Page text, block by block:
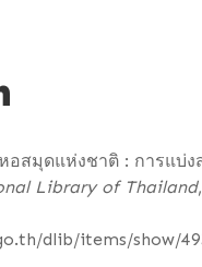
อสมุดแห่งชาติ : การแบ่ง
Library of Thailand
dlib/items/show/